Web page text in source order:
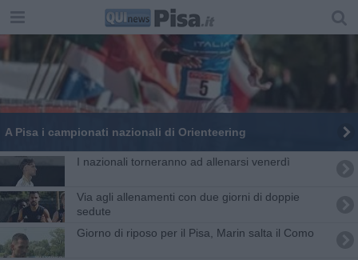
A Pisa i campionati nazionali di Orienteering
I nazionali torneranno ad allenarsi venerdì
Via agli allenamenti con due giorni di doppie
sedute
Giorno di riposo per il Pisa, Marin salta il Como